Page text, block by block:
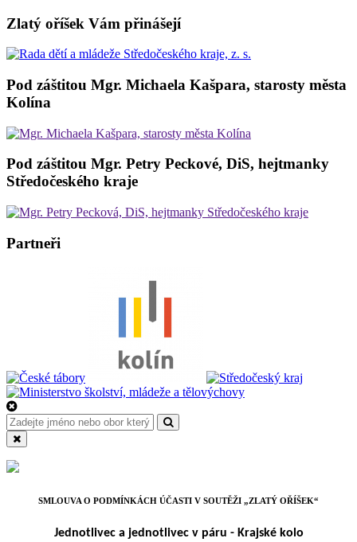
Zlatý oříšek Vám přinášejí
Pod záštitou Mgr. Michaela Kašpara, starosty města
Kolína
Pod záštitou Mgr. Petry Peckové, DiS, hejtmanky
Středočeského kraje
Partneři
SMLOUVA O PODMÍNKÁCH ÚČASTI V SOUTĚŽI „ZLATÝ OŘÍŠEK“
Jednotlivec a jednotlivec v páru - Krajské kolo